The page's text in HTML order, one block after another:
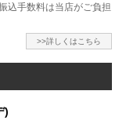
込手数料は当店がご負担
>>詳しくはこちら
)